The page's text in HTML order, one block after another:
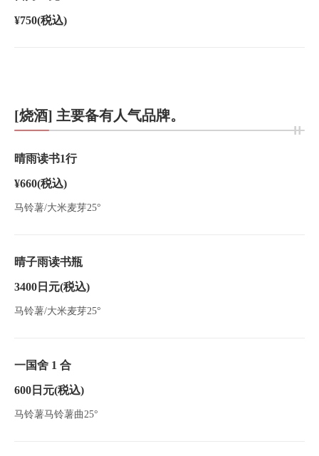
¥750(税込)
[烧酒] 主要备有人气品牌。
晴雨读书1行
¥660(税込)
马铃薯/大米麦芽25°
晴子雨读书瓶
3400日元(税込)
马铃薯/大米麦芽25°
一国舍 1 合
600日元(税込)
马铃薯马铃薯曲25°
https://ajian-koyo.owst.jp/drinks